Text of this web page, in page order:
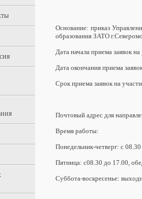
Основание: приказ
образования ЗАТО
Дата начала приема заявок
Дата окончания приема
Срок приема заявок на
Почтовый адрес для
Время работы:
Понедельник-четверг: с
Пятница: с08.30 до 17.00,
Суббота-воскресенье: